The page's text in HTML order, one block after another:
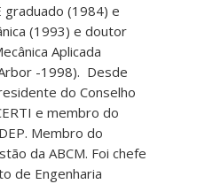
graduado (1984) e
(1993) e doutor
Aplicada
-1998). Desde
do Conselho
e membro do
Membro do
da ABCM. Foi chefe
de Engenharia